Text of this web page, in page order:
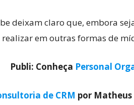
deixam claro que, embora
em outras formas de
Publi: Conheça Personal
de CRM por Matheus